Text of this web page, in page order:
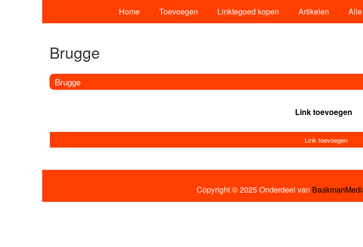
Home Toevoegen Linktegoed kopen Artikelen
Brugge
Brugge
Link toevoegen
Link toevoegen
Copyright © 2025 Onderdeel van